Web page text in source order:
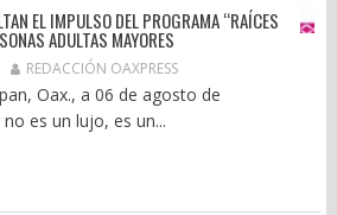
EL IMPULSO DEL PROGRAMA “RAÍCES
ADULTAS MAYORES
REDACCIÓN OAXPRESS
Oax., a 06 de agosto de
es un lujo, es un...